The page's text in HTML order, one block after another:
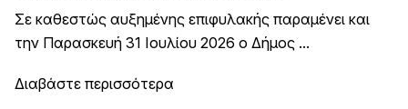
Σε καθεστώς αυξημένης επιφυλακής παραμένει και
την Παρασκευή 31 Ιουλίου 2026 ο Δήμος ...
Διαβάστε περισσότερα